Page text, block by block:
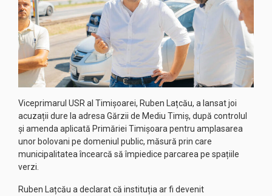
Viceprimarul USR al Timișoarei, Ruben Lațcău, a lansat joi
acuzații dure la adresa Gărzii de Mediu Timiș, după controlul
și amenda aplicată Primăriei Timișoara pentru amplasarea
unor bolovani pe domeniul public, măsură prin care
municipalitatea încearcă să împiedice parcarea pe spațiile
verzi.
Ruben Lațcău a declarat că instituția ar fi devenit